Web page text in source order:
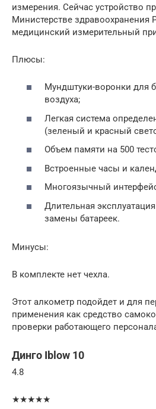
измерения. Сейчас устройство
Министерстве здравоохранения
медицинский измерительный
Плюсы:
Мундштуки-воронки для
воздуха;
Легкая система
(зеленый и красный
Объем памяти на 500
Встроенные часы и
Многоязычный
Длительная
замены батареек.
Минусы:
В комплекте нет чехла.
Этот алкометр подойдет и для
применения как средство
проверки работающего
Динго Iblow 10
4.8
★★★★★